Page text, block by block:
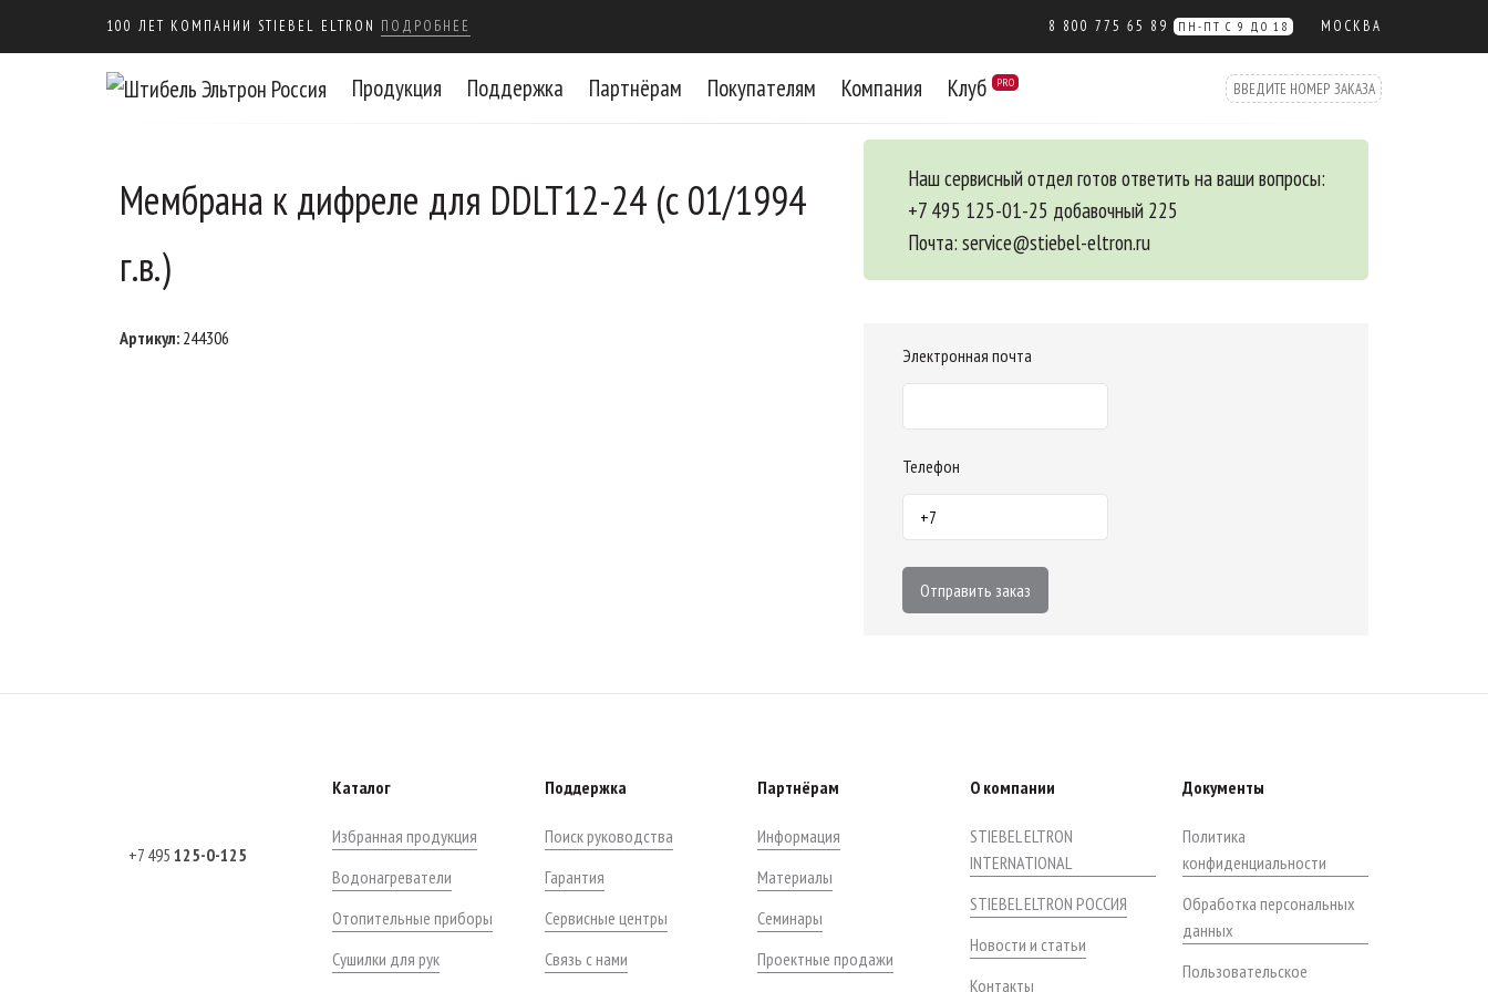
100 ЛЕТ КОМПАНИИ STIEBEL ELTRON ПОДРОБНЕЕ 8 800 775 65 89 ПН-ПТ С 9 ДО 18 МОСКВА
Продукция Поддержка Партнёрам Покупателям Компания Клуб PRO
Мембрана к дифреле для DDLT12-24 (с 01/1994
г.в.)
Артикул: 244306
Наш сервисный отдел готов ответить на ваши вопросы:
+7 495 125-01-25 добавочный 225
Почта: service@stiebel-eltron.ru
Электронная почта
Телефон
Отправить заказ
+7 495 125-0-125
Каталог
Избранная продукция
Водонагреватели
Отопительные приборы
Сушилки для рук
Поддержка
Поиск руководства
Гарантия
Сервисные центры
Связь с нами
Партнёрам
Информация
Материалы
Семинары
Проектные продажи
О компании
STIEBEL ELTRON
INTERNATIONAL
STIEBEL ELTRON РОССИЯ
Новости и статьи
Контакты
Документы
Политика
конфиденциальности
Обработка персональных
данных
Пользовательское